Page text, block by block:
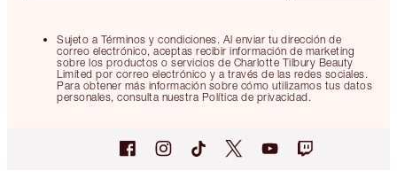
Sujeto a Términos y condiciones. Al enviar tu dirección de
correo electrónico, aceptas recibir información de marketing
sobre los productos o servicios de Charlotte Tilbury Beauty
Limited por correo electrónico y a través de las redes sociales.
Para obtener más información sobre cómo utilizamos tus datos
personales, consulta nuestra Política de privacidad.